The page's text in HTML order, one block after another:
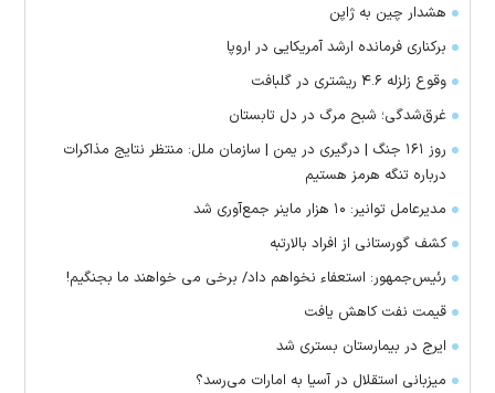
هشدار چین به ژاپن
برکناری فرمانده ارشد آمریکایی در اروپا
وقوع زلزله ۴.۶ ریشتری در گلبافت
غرق‌شدگی؛ شبح مرگ در دل تابستان
روز ۱۶۱ جنگ | درگیری در یمن | سازمان ملل: منتظر نتایج مذاکرات
درباره تنگه هرمز هستیم
مدیرعامل توانیر: ۱۰ هزار ماینر جمع‌آوری شد
کشف گورستانی از افراد بالارتبه
رئیس‌جمهور: استعفاء نخواهم داد/ برخی می خواهند ما بجنگیم!
قیمت نفت کاهش یافت
ایرج در بیمارستان بستری شد
میزبانی استقلال در آسیا به امارات می‌رسد؟